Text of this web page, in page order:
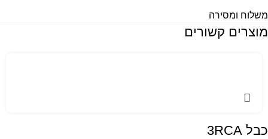
משלוח ומסירה
מוצרים קשורים
כבל 3RCA